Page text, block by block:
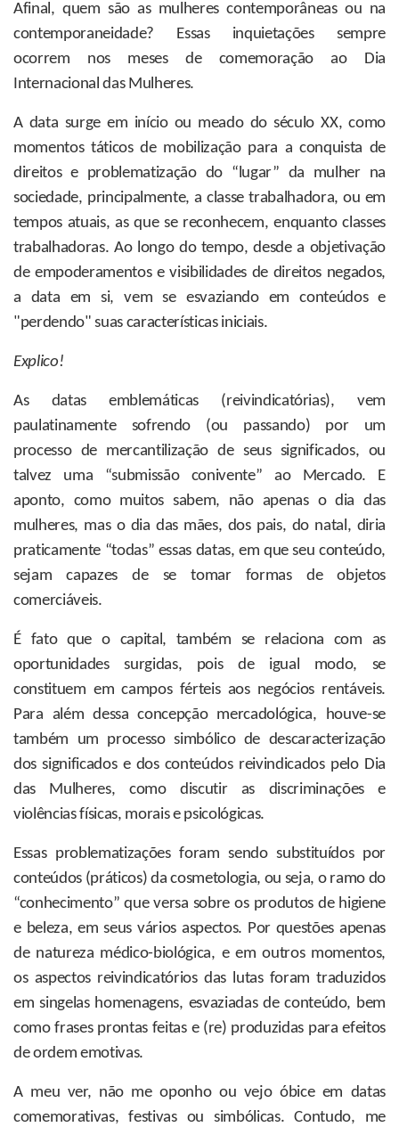
Afinal, quem são as mulheres contemporâneas ou na
contemporaneidade? Essas inquietações sempre
ocorrem nos meses de comemoração ao Dia
Internacional das Mulheres.
A data surge em início ou meado do século XX, como
momentos táticos de mobilização para a conquista de
direitos e problematização do “lugar” da mulher na
sociedade, principalmente, a classe trabalhadora, ou em
tempos atuais, as que se reconhecem, enquanto classes
trabalhadoras. Ao longo do tempo, desde a objetivação
de empoderamentos e visibilidades de direitos negados,
a data em si, vem se esvaziando em conteúdos e
"perdendo" suas características iniciais.
Explico!
As datas emblemáticas (reivindicatórias), vem
paulatinamente sofrendo (ou passando) por um
processo de mercantilização de seus significados, ou
talvez uma “submissão conivente” ao Mercado. E
aponto, como muitos sabem, não apenas o dia das
mulheres, mas o dia das mães, dos pais, do natal, diria
praticamente “todas” essas datas, em que seu conteúdo,
sejam capazes de se tomar formas de objetos
comerciáveis.
É fato que o capital, também se relaciona com as
oportunidades surgidas, pois de igual modo, se
constituem em campos férteis aos negócios rentáveis.
Para além dessa concepção mercadológica, houve-se
também um processo simbólico de descaracterização
dos significados e dos conteúdos reivindicados pelo Dia
das Mulheres, como discutir as discriminações e
violências físicas, morais e psicológicas.
Essas problematizações foram sendo substituídos por
conteúdos (práticos) da cosmetologia, ou seja, o ramo do
“conhecimento” que versa sobre os produtos de higiene
e beleza, em seus vários aspectos. Por questões apenas
de natureza médico-biológica, e em outros momentos,
os aspectos reivindicatórios das lutas foram traduzidos
em singelas homenagens, esvaziadas de conteúdo, bem
como frases prontas feitas e (re) produzidas para efeitos
de ordem emotivas.
A meu ver, não me oponho ou vejo óbice em datas
comemorativas, festivas ou simbólicas. Contudo, me